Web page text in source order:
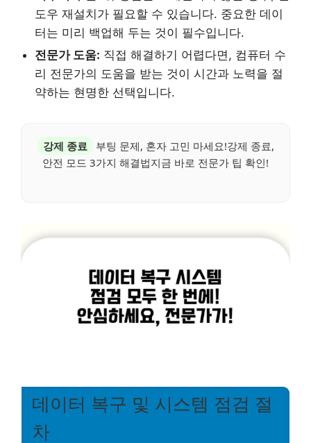
도우 재설치가 필요할 수 있습니다. 중요한 데이
터는 미리 백업해 두는 것이 필수입니다.
전문가 도움: 직접 해결하기 어렵다면, 컴퓨터 수
리 전문가의 도움을 받는 것이 시간과 노력을 절
약하는 현명한 선택입니다.
강제 종료
부팅 문제, 혼자 고민 마세요!강제 종료,
안전 모드 3가지 해결법지금 바로 전문가 팁 확인!
데이터 복구 및 시스템 점검 절
차